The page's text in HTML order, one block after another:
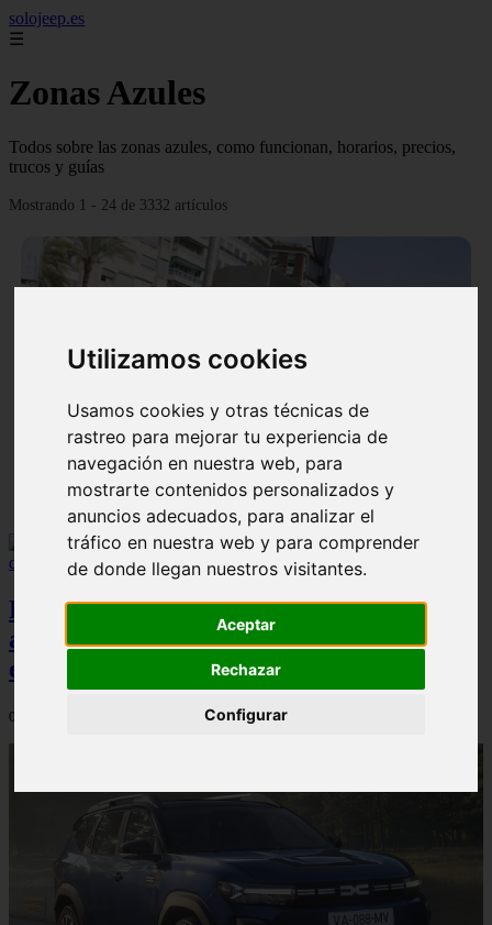
Utilizamos cookies
Usamos cookies y otras técnicas de
rastreo para mejorar tu experiencia de
navegación en nuestra web, para
mostrarte contenidos personalizados y
anuncios adecuados, para analizar el
tráfico en nuestra web y para comprender
de donde llegan nuestros visitantes.
Aceptar
Rechazar
Configurar
solojeep.es
☰
Zonas Azules
Todos sobre las zonas azules, como funcionan, horarios, precios,
trucos y guías
Mostrando 1 - 24 de 3332 artículos
▷ Zona Azul Córdoba 《 Horarios y Tarifas 2024 》
El Dacia Sandero presenta un índice de
accidentabilidad por debajo de la media
en España, según Carfax
04/08/2026